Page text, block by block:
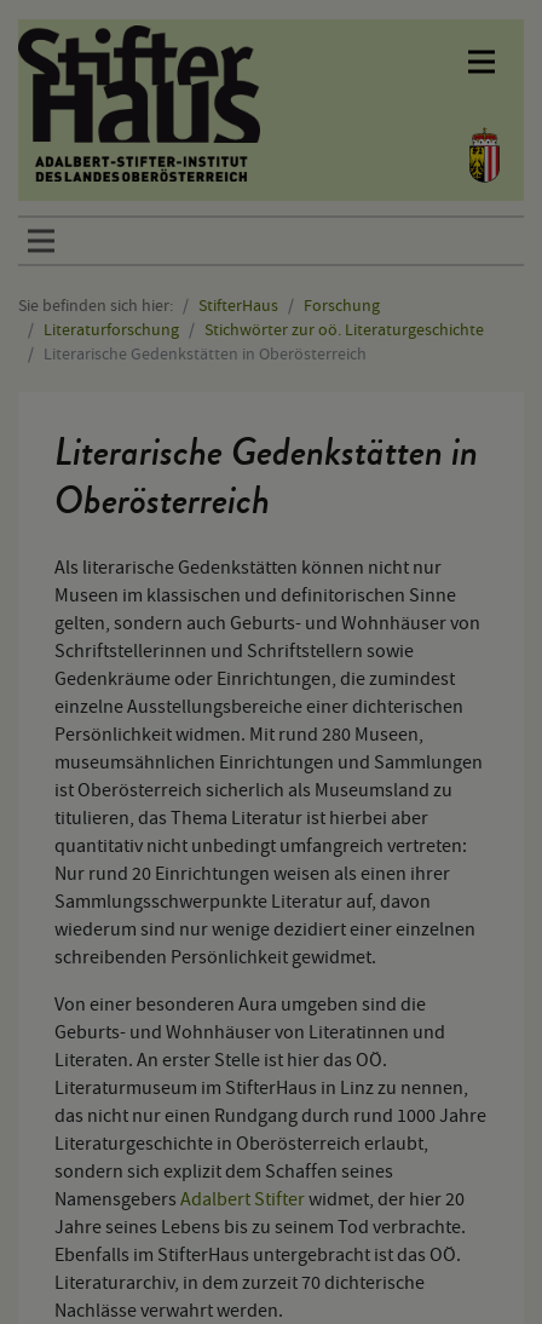
Sprunglinks
Sie befinden sich hier: StifterHaus
Forschung
Literaturforschung
Stichwörter zur oö. Literaturgeschichte
Literarische Gedenkstätten in Oberösterreich
Literarische Gedenkstätten in
Oberösterreich
Als literarische Gedenkstätten können nicht nur
Museen im klassischen und definitorischen Sinne
gelten, sondern auch Geburts- und Wohnhäuser von
Schriftstellerinnen und Schriftstellern sowie
Gedenkräume oder Einrichtungen, die zumindest
einzelne Ausstellungsbereiche einer dichterischen
Persönlichkeit widmen. Mit rund 280 Museen,
museumsähnlichen Einrichtungen und Sammlungen
ist Oberösterreich sicherlich als Museumsland zu
titulieren, das Thema Literatur ist hierbei aber
quantitativ nicht unbedingt umfangreich vertreten:
Nur rund 20 Einrichtungen weisen als einen ihrer
Sammlungsschwerpunkte Literatur auf, davon
wiederum sind nur wenige dezidiert einer einzelnen
schreibenden Persönlichkeit gewidmet.
Von einer besonderen Aura umgeben sind die
Geburts- und Wohnhäuser von Literatinnen und
Literaten. An erster Stelle ist hier das OÖ.
Literaturmuseum im StifterHaus in Linz zu nennen,
das nicht nur einen Rundgang durch rund 1000 Jahre
Literaturgeschichte in Oberösterreich erlaubt,
sondern sich explizit dem Schaffen seines
Namensgebers Adalbert Stifterwidmet, der hier 20
Jahre seines Lebens bis zu seinem Tod verbrachte.
Ebenfalls im StifterHaus untergebracht ist das OÖ.
Literaturarchiv, in dem zurzeit 70 dichterische
Nachlässe verwahrt werden.